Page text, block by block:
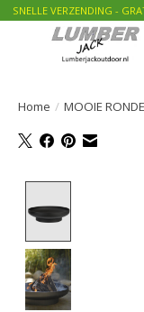
SNELLE VERZENDING -
Home / MOOIE